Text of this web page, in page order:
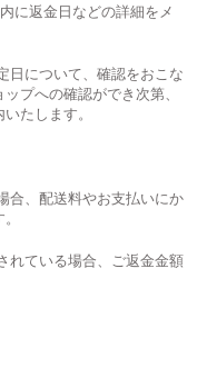
に返金日などの詳細をメ
日について、確認をおこな
プへの確認ができ次第、
たします。
合、配送料やお支払いにか
れている場合、ご返金金額